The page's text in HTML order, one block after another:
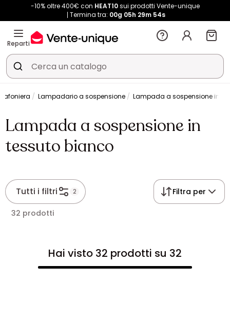
-10% oltre 400€ con HEAT10sui prodotti Vente-unique
Termina tra: 00g 05h 29m 54s
Reparti
Lampadario a sospensione Lampada a sospensione in
Lampada a sospensione in
tessuto bianco
Tutti i filtri 2 Filtra per
32 prodotti
Hai visto 32 prodotti su 32